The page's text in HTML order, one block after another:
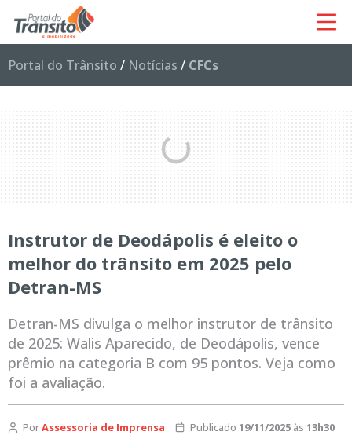
Portal do Trânsito / Notícias / CFCs
Instrutor de Deodápolis é eleito o
melhor do trânsito em 2025 pelo
Detran-MS
Detran-MS divulga o melhor instrutor de trânsito
de 2025: Walis Aparecido, de Deodápolis, vence
prêmio na categoria B com 95 pontos. Veja como
foi a avaliação.
PorAssessoria de Imprensa Publicado 19/11/2025às 13h30